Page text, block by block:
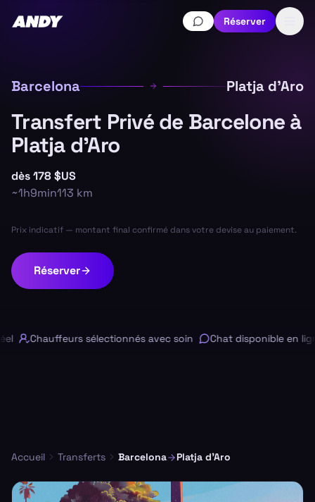
Réserver
Barcelona Platja d'Aro
Transfert Privé de Barcelone à
Platja d'Aro
dès178 $US
~1h9min113 km
Prix indicatif — montant final confirmé dans votre devise au paiement.
Réserver
Chauffeurs sélectionnés avec soin Chat disponible en
Accueil Transferts Barcelona Platja d'Aro